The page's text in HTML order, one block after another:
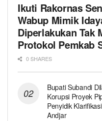
Ikuti Rakornas
Wabup Mimik
Diperlakukan Tak
Protokol Pemkab
0 SHARES
Bupati Subandi
Korupsi Proyek
Penyidik
Andjar